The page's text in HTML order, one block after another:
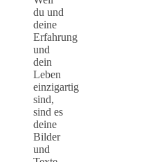
du und
deine
Erfahrung
und
dein
Leben
einzigartig
sind,
sind es
deine
Bilder
und